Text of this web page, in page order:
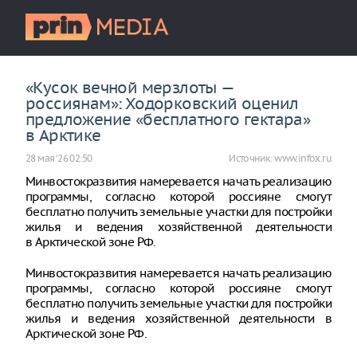
«Кусок вечной мерзлоты —
россиянам»: Ходорковский оценил
предложение «бесплатного гектара»
в Арктике
28 мая ‘26 02:50 Источник:www.infox.ru
Минвостокразвития намеревается начать реализацию
программы, согласно которой россияне смогут
бесплатно получить земельные участки для постройки
жилья и ведения хозяйственной деятельности
в Арктической зоне РФ.
Минвостокразвития намеревается начать реализацию
программы, согласно которой россияне смогут
бесплатно получить земельные участки для постройки
жилья и ведения хозяйственной деятельности в
Арктической зоне РФ.